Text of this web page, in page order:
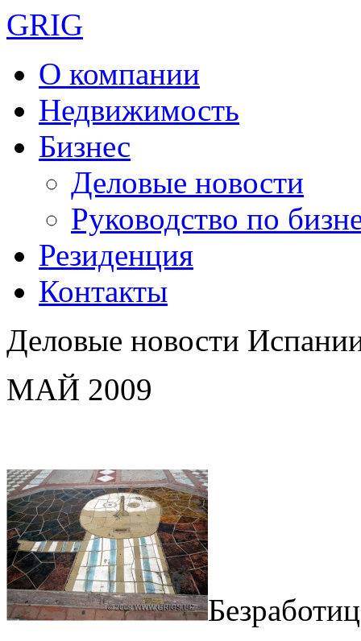
GRIG
О компании
Недвижимость
Бизнес
Деловые новости
Руководство по
Резиденция
Контакты
Деловые новости
МАЙ 2009